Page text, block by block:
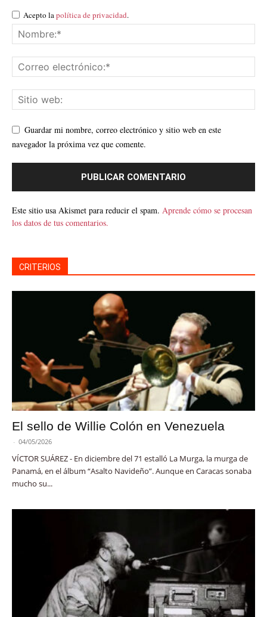
Acepto lapolítica de privacidad.
Guardar mi nombre, correo electrónico y sitio web en este
navegador la próxima vez que comente.
Este sitio usa Akismet para reducir el spam. Aprende cómo se procesan
los datos de tus comentarios.
CRITERIOS
El sello de Willie Colón en Venezuela
- 04/05/2026
VÍCTOR SUÁREZ - En diciembre del 71 estalló La Murga, la murga de
Panamá, en el álbum “Asalto Navideño”. Aunque en Caracas sonaba
mucho su...